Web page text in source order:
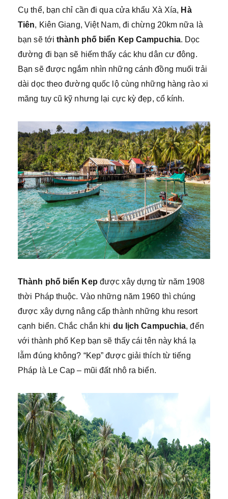
Cụ thể, bạn chỉ cần đi qua cửa khẩu Xà Xía, Hà
Tiên, Kiên Giang, Việt Nam, đi chừng 20km nữa là
bạn sẽ tớithành phố biển Kep Campuchia. Dọc
đường đi bạn sẽ hiếm thấy các khu dân cư đông.
Bạn sẽ được ngắm nhìn những cánh đồng muối trải
dài dọc theo đường quốc lộ cùng những hàng rào xi
măng tuy cũ kỹ nhưng lại cực kỳ đẹp, cổ kính.
Thành phố biển Kep được xây dựng từ năm 1908
thời Pháp thuộc. Vào những năm 1960 thì chúng
được xây dựng nâng cấp thành những khu resort
cạnh biển. Chắc chắn khi du lịch Campuchia, đến
với thành phố Kep bạn sẽ thấy cái tên này khá lạ
lẫm đúng không? “Kep” được giải thích từ tiếng
Pháp là Le Cap – mũi đất nhô ra biển.